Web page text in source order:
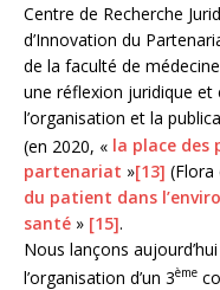
Centre de Recherche
d’Innovation du
de la faculté de
une réflexion juridique et
l’organisation et la
(en 2020, « la place des
partenariat »[13] (Flora
du patient dans
santé » [15].
Nous lançons
l’organisation d’un 3ème